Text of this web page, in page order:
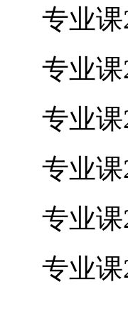
专业
专业
专业
专业
专业
专业